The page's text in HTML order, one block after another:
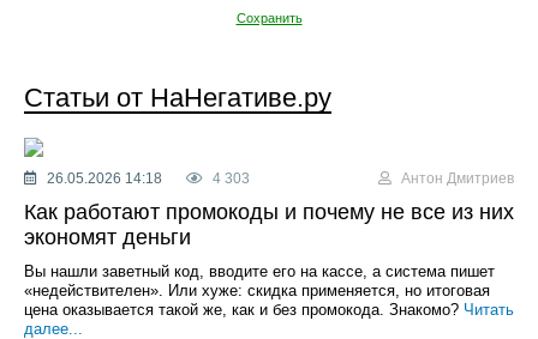
Сохранить
Статьи от НаНегативе.ру
26.05.2026 14:18 4 303 Антон Дмитриев
Как работают промокоды и почему не все из них
экономят деньги
Вы нашли заветный код, вводите его на кассе, а система пишет
«недействителен». Или хуже: скидка применяется, но итоговая
цена оказывается такой же, как и без промокода. Знакомо? Читать
далее...